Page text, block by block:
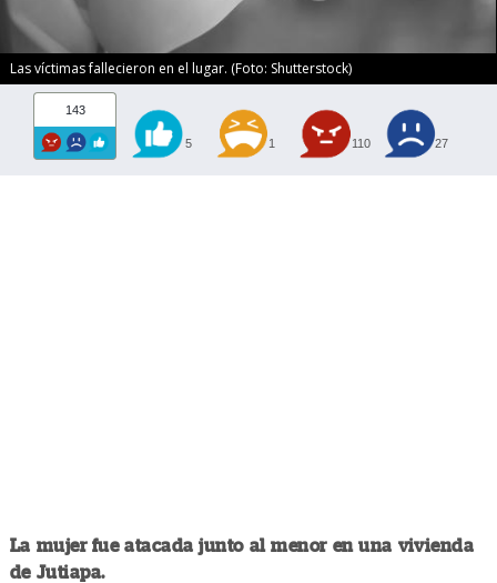
Las víctimas fallecieron en el lugar. (Foto: Shutterstock)
143
5 1 110 27
La mujer fue atacada junto al menor en una vivienda
de Jutiapa.